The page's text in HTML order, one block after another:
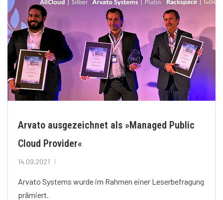
Arvato ausgezeichnet als »Managed Public
Cloud Provider«
14.09.2021
Arvato Systems wurde im Rahmen einer Leserbefragung
prämiert.